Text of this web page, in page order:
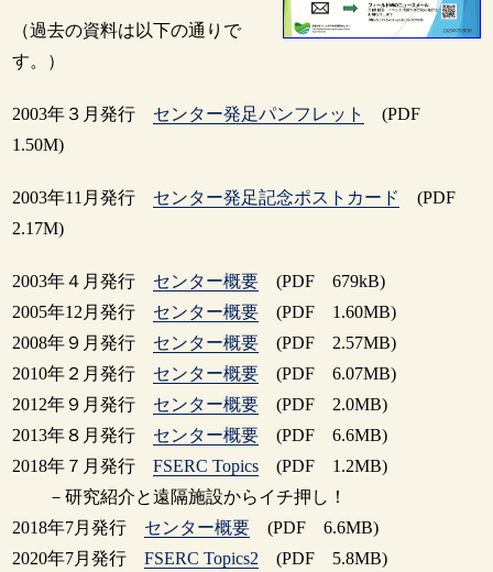
（過去の資料は以下の通りで
す。）
2003年３月発行 センター発足パンフレット
(PDF
1.50M)
2003年11月発行 センター発足記念ポストカード
(PDF
2.17M)
2003年４月発行 センター概要 (PDF 679kB)
2005年12月発行 センター概要 (PDF 1.60MB)
2008年９月発行 センター概要 (PDF 2.57MB)
2010年２月発行 センター概要 (PDF 6.07MB)
2012年９月発行 センター概要 (PDF 2.0MB)
2013年８月発行 センター概要 (PDF 6.6MB)
2018年７月発行FSERC Topics (PDF 1.2MB)
－研究紹介と遠隔施設からイチ押し！
2018年7月発行 センター概要 (PDF 6.6MB)
2020年7月発行FSERC Topics2 (PDF 5.8MB)